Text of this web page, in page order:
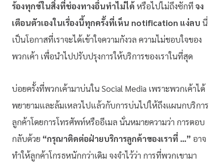
ร้องทุกข์ในสิ่งที่ช่องทางอื่นทำไม่ได้ หรือไปไม่ถึงซักทีจง
เตือนตัวเองในเรื่องนี้ทุกครั้งที่เห็น notification แง่ลบ นี่
เป็นโอกาสที่เราจะได้เข้าใจความกังวล ความไม่ชอบใจของ
พวกเค้า เพื่อนำไปปรับปรุงการให้บริการของเราในที่สุด
บ่อยครั้งที่พวกเค้ามาบ่นใน Social Media เพราะพวกเค้าได้
พยายามและล้มเหลวไปแล้วกับการบ่นไปให้ถึงแผนกบริการ
ลูกค้าโดยการโทรศัพท์หรืออีเมล นั่นหมายความว่า การตอบ
กลับด้วย “กรุณาติดต่อฝ่ายบริการลูกค้าของเราที่ …” อาจ
ทำให้ลูกค้าโกรธหนักกว่าเดิม จงจำไว้ว่า การที่พวกเขามา